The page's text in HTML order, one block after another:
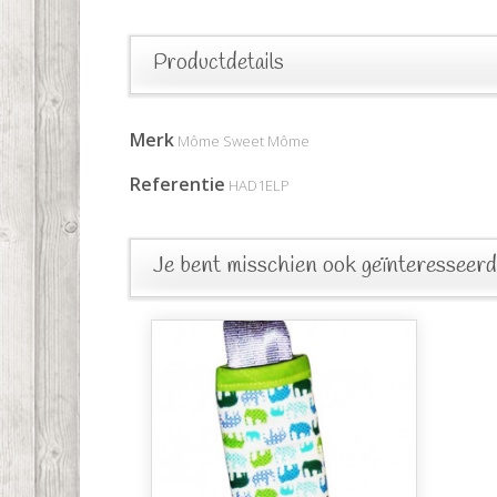
Productdetails
Merk Môme Sweet Môme
Referentie HAD1ELP
Je bent misschien ook